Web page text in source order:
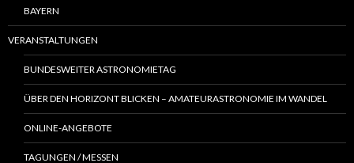
BAYERN
VERANSTALTUNGEN
BUNDESWEITER ASTRONOMIETAG
ÜBER DEN HORIZONT BLICKEN – AMATEURASTRONOMIE IM WANDEL
ONLINE-ANGEBOTE
TAGUNGEN / MESSEN